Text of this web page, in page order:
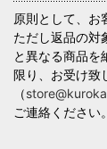
原則として、お
ただし返品の対
と異なる商品を
限り、お受け致
（
ご連絡ください。